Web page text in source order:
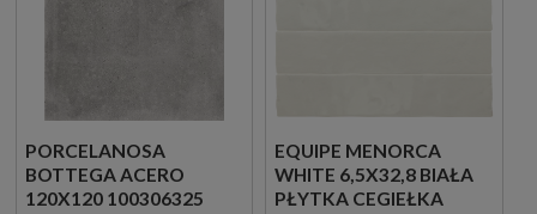
PORCELANOSA
BOTTEGA ACERO
120X120 100306325
EQUIPE MENORCA
WHITE 6,5X32,8 BIAŁA
PŁYTKA CEGIEŁKA